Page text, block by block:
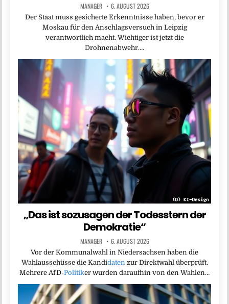
MANAGER 6. AUGUST 2026
Der Staat muss gesicherte Erkenntnisse haben, bevor er
Moskau für den Anschlagsversuch in Leipzig
verantwortlich macht. Wichtiger ist jetzt die
Drohnenabwehr….
„Das ist sozusagen der Todesstern der
Demokratie“
MANAGER 6. AUGUST 2026
Vor der Kommunalwahl in Niedersachsen haben die
Wahlausschüsse die Kandidaten zur Direktwahl überprüft.
Mehrere AfD-Politiker wurden daraufhin von den Wahlen…